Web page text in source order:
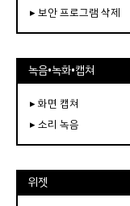
▸ 보안 프로그램 삭제
녹음•녹화•캡쳐
▸ 화면 캡쳐
▸ 소리 녹음
위젯